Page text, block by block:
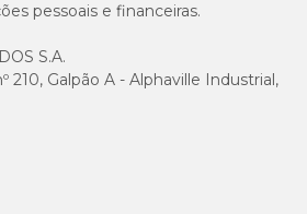
pessoais e financeiras.
S.A.
210, Galpão A - Alphaville Industrial,